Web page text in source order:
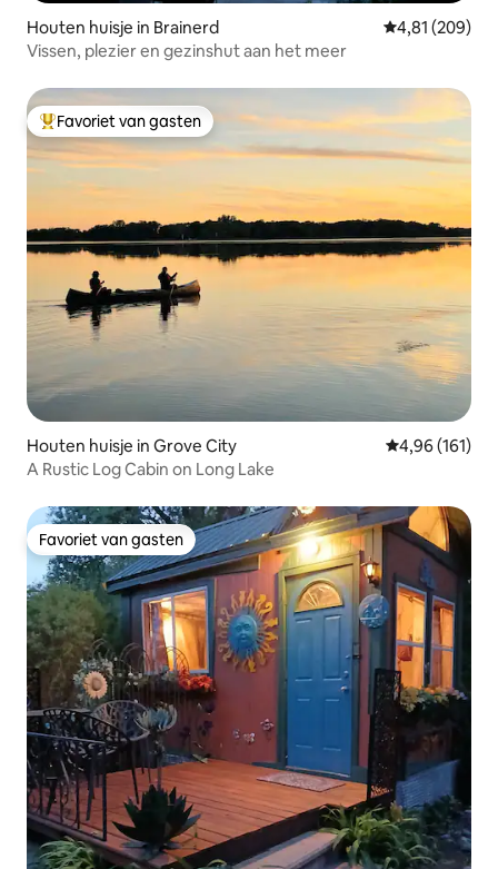
Houten huisje in Brainerd Gemiddelde
4,81 (209)
Vissen, plezier en gezinshut aan het meer
Topfavoriet van gasten
Favoriet van gasten
Houten huisje in Grove City Gemiddelde
4,96 (161)
A Rustic Log Cabin on Long Lake
Favoriet van gasten
Favoriet van gasten